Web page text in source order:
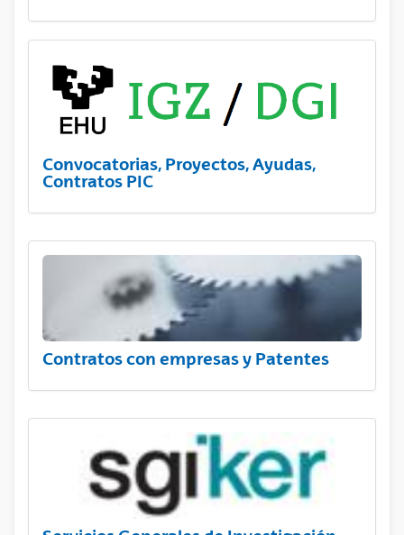
Convocatorias, Proyectos, Ayudas,
Contratos PIC
Contratos con empresas y Patentes